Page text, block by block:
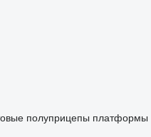
полуприцепы платформы